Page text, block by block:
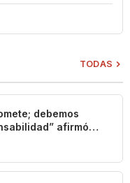
TODAS
debemos
afirmó